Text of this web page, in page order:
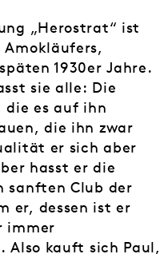
„Herostrat“ ist
Amokläufers,
1930er Jahre.
sie alle: Die
die es auf ihn
die ihn zwar
er sich aber
hasst er die
sanften Club der
er, dessen ist er
immer
Also kauft sich Paul,